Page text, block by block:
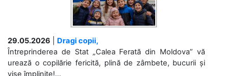
29.05.2026
Dragi copii,
Întreprinderea de Stat „Calea Ferată din Moldova” vă
urează o copilărie fericită, plină de zâmbete, bucurii și
vise împlinite!...